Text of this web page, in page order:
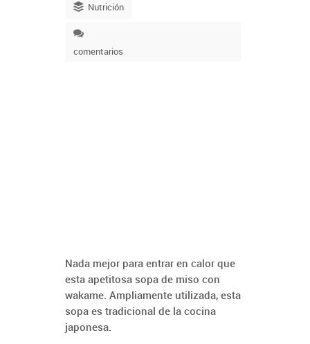
Nutrición
comentarios
Nada mejor para entrar en calor que
esta apetitosa sopa de miso con
wakame. Ampliamente utilizada, esta
sopa es tradicional de la cocina
japonesa.